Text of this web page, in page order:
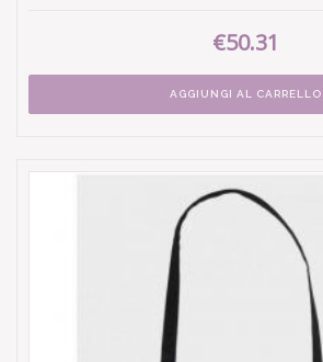
€50.31
AGGIUNGI AL CARRELLO